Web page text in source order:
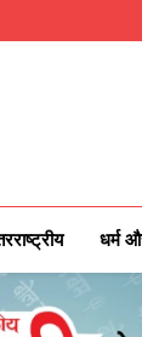
Local
धर्म